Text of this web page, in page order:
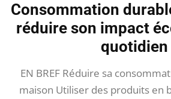
Consommation
réduire son impact
quotidien
EN BREF Réduire sa
maison Utiliser des produits en